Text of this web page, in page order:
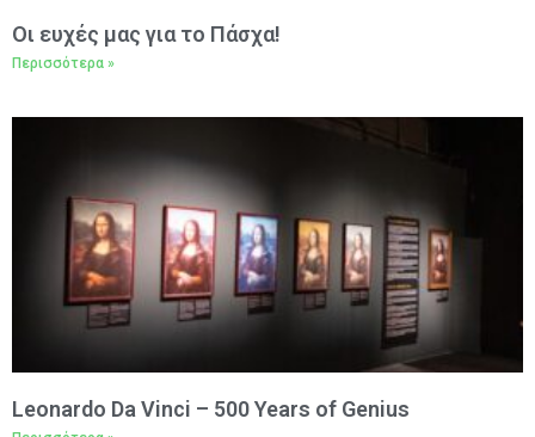
Oι ευχές μας για το Πάσχα!
Περισσότερα »
Leonardo Da Vinci – 500 Years of Genius